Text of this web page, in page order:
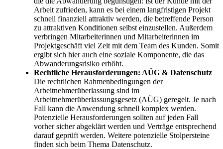
Arbeit zufrieden, kann es bei einem langfristigen Projekt
schnell finanziell attraktiv werden, die betreffende Person
zu attraktiven Konditionen selbst einzustellen. Außerdem
verbringen Mitarbeiterinnen und Mitarbeiterinnen im
Projektgeschäft viel Zeit mit dem Team des Kunden. Somit
ergibt sich hier auch eine soziale Komponente, die das
Abwanderungsrisiko erhöht.
Rechtliche Herausforderungen: AÜG & Datenschutz
Die rechtlichen Rahmenbedingungen der
Arbeitnehmerüberlassung sind im
Arbeitnehmerüberlassungsgesetz (AÜG) geregelt. Je nach
Fall kann die Anwendung schnell komplex werden.
Potenzielle Herausforderungen sollten auf jeden Fall
vorher sicher abgeklärt werden und Verträge entsprechend
darauf geprüft werden. Weitere potenzielle Stolpersteine
finden sich beim Thema Datenschutz.